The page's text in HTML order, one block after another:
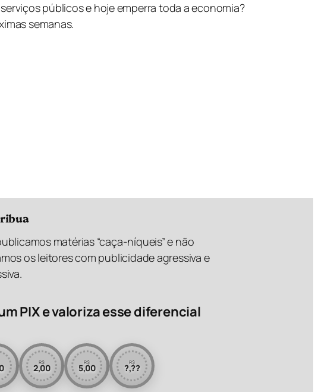
públicos e hoje emperra toda a economia?
semanas.
matérias “caça-níqueis” e não
os leitores com publicidade agressiva e
PIX e valoriza esse diferencial
R$
2,00
R$
5,00
R$
?,??